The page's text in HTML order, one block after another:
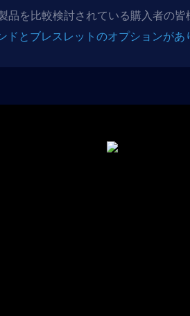
品を比較検討されている購入者の
ドとブレスレットのオプションがあ